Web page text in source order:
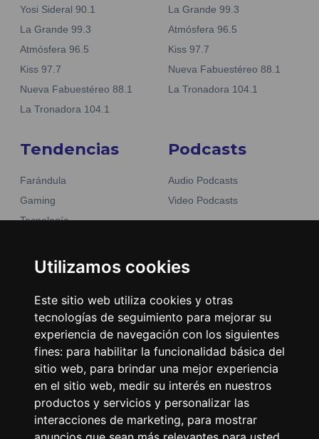
Utilizamos cookies
Este sitio web utiliza cookies y otras
tecnologías de seguimiento para mejorar su
experiencia de navegación con los siguientes
fines: para habilitar la funcionalidad básica del
sitio web, para brindar una mejor experiencia
en el sitio web, medir su interés en nuestros
productos y servicios y personalizar las
interacciones de marketing, para mostrar
Yosi Sideral 90.1
La Grande 99.3
Atmósfera 96.5
Kiss 97.7
Nueva Fabuestéreo 88.1
La Tronadora 104.1
La Grande 99.3
Atmósfera 96.5
Kiss 97.7
Nueva Fabuestéreo 88.1
La Tronadora 104.1
Tendencias
Farándula
Gaming
Tecnología
Business
Podcasts
Audio Podcasts
Video Podcasts
Emisoras Unidas
Encuéntranos
Contacto
Términos y condiciones
Directorio